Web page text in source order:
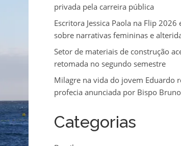
privada pela carreira pública
Escritora Jessica Paola na Flip 2026
sobre narrativas femininas e
Setor de materiais de construção
retomada no segundo semestre
Milagre na vida do jovem Eduardo
profecia anunciada por Bispo
Categorias